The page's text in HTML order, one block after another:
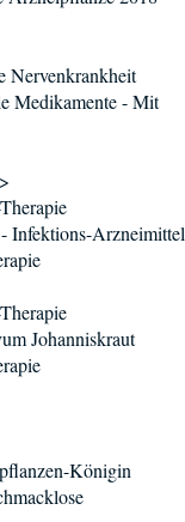
Nervenkrankheit
Medikamente - Mit
Infektions-Arzneimittel
Johanniskraut
Königin